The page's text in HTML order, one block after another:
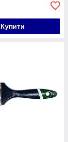
Купити